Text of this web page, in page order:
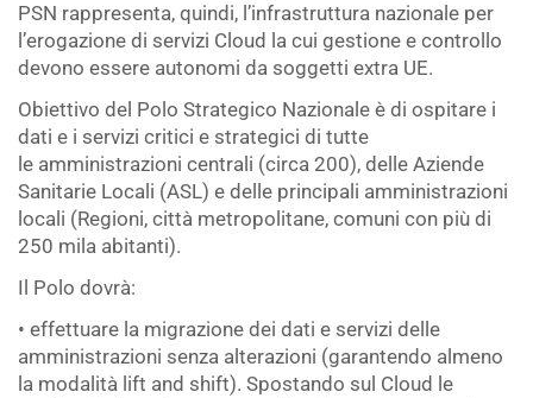
PSN rappresenta, quindi, l’infrastruttura nazionale per
l’erogazione di servizi Cloud la cui gestione e controllo
devono essere autonomi da soggetti extra UE.
Obiettivo del Polo Strategico Nazionale è di ospitare i
dati e i servizi critici e strategici di tutte
le amministrazioni centrali (circa 200), delle Aziende
Sanitarie Locali (ASL) e delle principali amministrazioni
locali (Regioni, città metropolitane, comuni con più di
250 mila abitanti).
Il Polo dovrà:
• effettuare la migrazione dei dati e servizi delle
amministrazioni senza alterazioni (garantendo almeno
la modalità lift and shift). Spostando sul Cloud le